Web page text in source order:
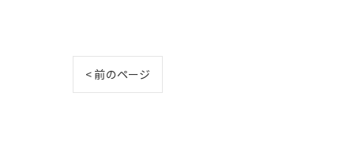
< 前のページ